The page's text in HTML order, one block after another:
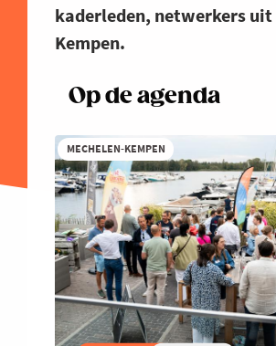
kaderleden, netwerkers
Kempen.
Op de agenda
MECHELEN-KEMPEN